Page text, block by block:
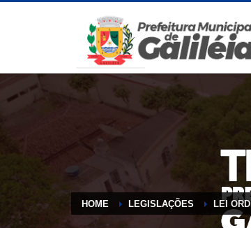
HOME LEGISLAÇÕES LEI